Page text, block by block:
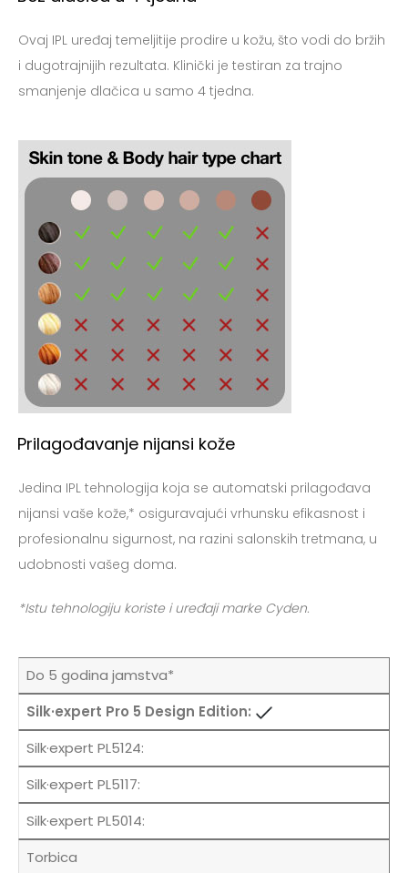
Ovaj IPL uređaj temeljitije prodire u kožu, što vodi do bržih
i dugotrajnijih rezultata. Klinički je testiran za trajno
smanjenje dlačica u samo 4 tjedna.
Prilagođavanje nijansi kože
Jedina IPL tehnologija koja se automatski prilagođava
nijansi vaše kože,* osiguravajući vrhunsku efikasnost i
profesionalnu sigurnost, na razini salonskih tretmana, u
udobnosti vašeg doma.
*Istu tehnologiju koriste i uređaji marke Cyden.
Do 5 godina jamstva*
Torbica